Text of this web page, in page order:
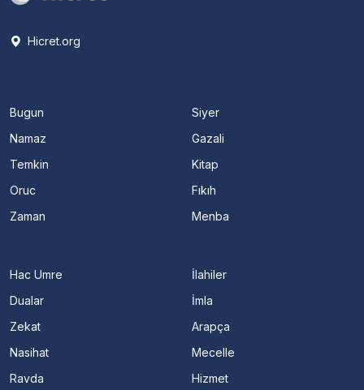
Hicret.org
Bugun
Namaz
Temkin
Oruc
Zaman
Siyer
Gazali
Kitap
Fıkıh
Menba
Hac Umre
Dualar
Zekat
Nasihat
Ravda
İlahiler
İmla
Arapça
Mecelle
Hizmet